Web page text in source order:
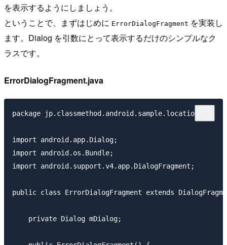
を表示するようにしましょう。
ということで、まずはじめに ErrorDialogFragment を実装し
ます。Dialog を引数にとって表示するだけのシンプルなク
ラスです。
ErrorDialogFragment.java
package jp.classmethod.android.sample.location;
import android.app.Dialog;
import android.os.Bundle;
import android.support.v4.app.DialogFragment;
public class ErrorDialogFragment extends
    private Dialog mDialog;